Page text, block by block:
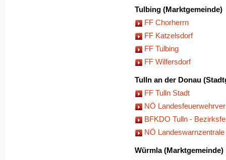
Tulbing (Marktgemeinde)
FF Chorherrn
FF Katzelsdorf
FF Tulbing
FF Wilfersdorf
Tulln an der Donau
FF Tulln Stadt
NÖ
BFKDO Tulln -
NÖ Landeswarnzentrale
Würmla (Marktgemeinde)